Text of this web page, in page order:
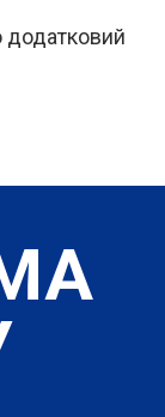
додатковий